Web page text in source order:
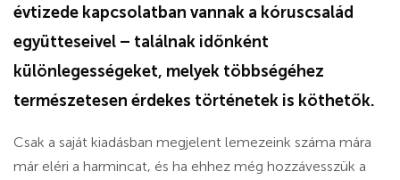
évtizede kapcsolatban vannak a kóruscsalád
együtteseivel – találnak időnként
különlegességeket, melyek többségéhez
természetesen érdekes történetek is köthetők.
Csak a saját kiadásban megjelent lemezeink száma mára
már eléri a harmincat, és ha ehhez még hozzávesszük a